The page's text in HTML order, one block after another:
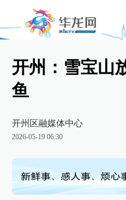
开州：雪宝山
鱼
开州区融媒体中心
2026-05-19 06:30